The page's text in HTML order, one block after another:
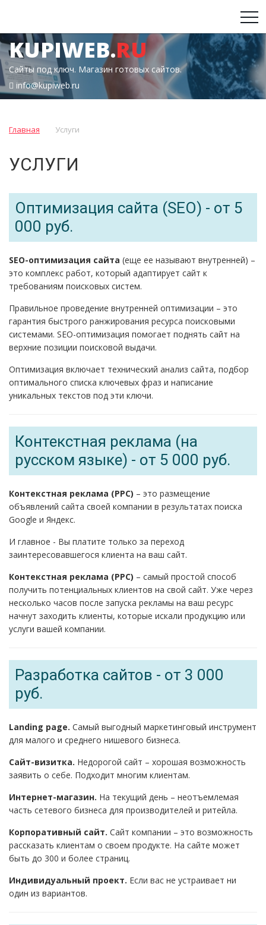
KUPIWEB.RU
Сайты под ключ. Магазин готовых сайтов.
info@kupiweb.ru
Главная Услуги
УСЛУГИ
Оптимизация сайта (SEO) - от 5
000 руб.
SEO-оптимизация сайта (еще ее называют внутренней) –
это комплекс работ, который адаптирует сайт к
требованиям поисковых систем.
Правильное проведение внутренней оптимизации – это
гарантия быстрого ранжирования ресурса поисковыми
системами. SEO-оптимизация помогает поднять сайт на
верхние позиции поисковой выдачи.
Оптимизация включает технический анализ сайта, подбор
оптимального списка ключевых фраз и написание
уникальных текстов под эти ключи.
Контекстная реклама (на
русском языке) - от 5 000 руб.
Контекстная реклама (PPC) – это размещение
объявлений сайта своей компании в результатах поиска
Google и Яндекс.
И главное - Вы платите только за переход
заинтересовавшегося клиента на ваш сайт.
Контекстная реклама (PPC) – самый простой способ
получить потенциальных клиентов на свой сайт. Уже через
несколько часов после запуска рекламы на ваш ресурс
начнут заходить клиенты, которые искали продукцию или
услуги вашей компании.
Разработка сайтов - от 3 000
руб.
Landing page. Самый выгодный маркетинговый инструмент
для малого и среднего нишевого бизнеса.
Сайт-визитка. Недорогой сайт – хорошая возможность
заявить о себе. Подходит многим клиентам.
Интернет-магазин. На текущий день – неотъемлемая
часть сетевого бизнеса для производителей и ритейла.
Корпоративный сайт. Сайт компании – это возможность
рассказать клиентам о своем продукте. На сайте может
быть до 300 и более страниц.
Индивидуальный проект. Если вас не устраивает ни
один из вариантов.